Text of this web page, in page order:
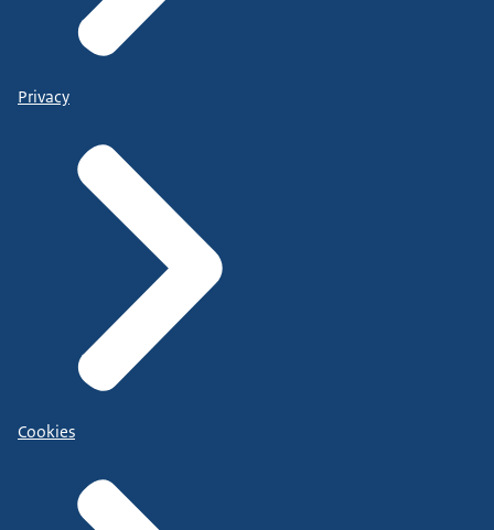
Privacy
Cookies